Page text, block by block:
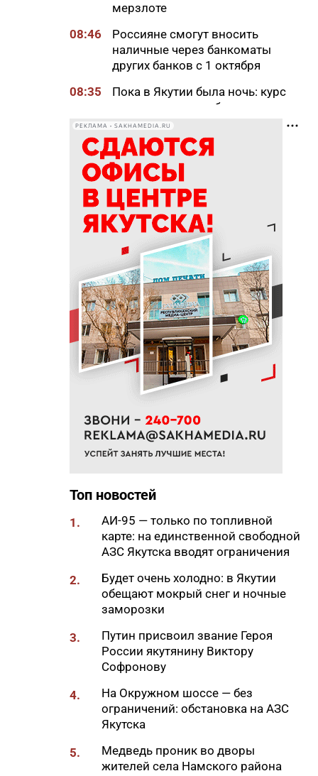
мерзлоте
08:46
Россияне смогут вносить
наличные через банкоматы
других банков с 1 октября
08:35
Пока в Якутии была ночь: курс
доллара, цены на бензин и
смерть от удара молнии
06:00
В Якутске 6 августа ожидается
до +20 градусов
22:00
Русский театр Якутска сыграет
отрывок спектакля в парке
«Зарядье» в Москве
32 колледжа и техникума
республики соберет Единый
день подачи документов в
Якутске
21:00
Астроном рассказал, какие
созвездия можно увидеть в
августе
32% якутян одобряют режим
самозанятости — опрос
20:00
В Якутии с начала года более
4,6 тысячи человек прошли
19:44
Более 30 человек стали
«Открытая дорога» в Якутске
Боец из Якутии на машине
поле и спас сослуживцев
В Якутске водитель без прав
переходе
Почти 22 тысячи услуг оказал
психологической поддержки
семьи и молодежи
благотворительная акция
«Помоги пойти учиться»
РЕКЛАМА • SAKHAMEDIA.RU
Топ новостей
1.
АИ-95 — только по топливной
карте: на единственной свободной
АЗС Якутска вводят ограничения
2.
Будет очень холодно: в Якутии
обещают мокрый снег и ночные
заморозки
3.
Путин присвоил звание Героя
России якутянину Виктору
Софронову
4.
На Окружном шоссе — без
ограничений: обстановка на АЗС
Якутска
5.
Медведь проник во дворы
жителей села Намского района